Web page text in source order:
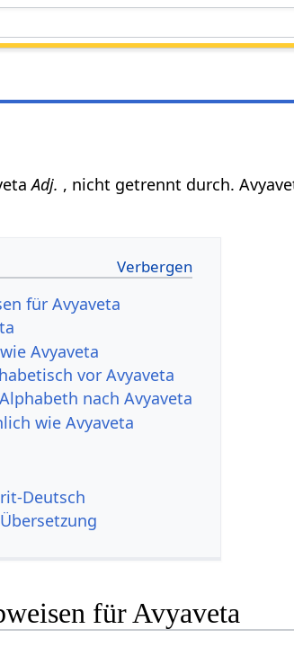
Adj. , nicht getrennt durch.
für Avyaveta
Avyaveta
vor Avyaveta
nach Avyaveta
wie Avyaveta
Deutsch
für Avyaveta